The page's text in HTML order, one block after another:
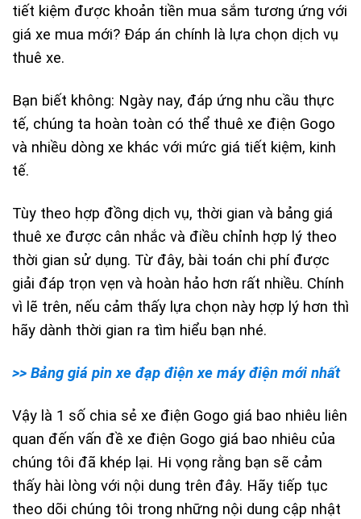
tiết kiệm được khoản tiền mua sắm tương ứng với
giá xe mua mới? Đáp án chính là lựa chọn dịch vụ
thuê xe.
Bạn biết không: Ngày nay, đáp ứng nhu cầu thực
tế, chúng ta hoàn toàn có thể thuê xe điện Gogo
và nhiều dòng xe khác với mức giá tiết kiệm, kinh
tế.
Tùy theo hợp đồng dịch vụ, thời gian và bảng giá
thuê xe được cân nhắc và điều chỉnh hợp lý theo
thời gian sử dụng. Từ đây, bài toán chi phí được
giải đáp trọn vẹn và hoàn hảo hơn rất nhiều. Chính
vì lẽ trên, nếu cảm thấy lựa chọn này hợp lý hơn thì
hãy dành thời gian ra tìm hiểu bạn nhé.
>> Bảng giá pin xe đạp điện xe máy điện mới nhất
Vậy là 1 số chia sẻ xe điện Gogo giá bao nhiêu liên
quan đến vấn đề xe điện Gogo giá bao nhiêu của
chúng tôi đã khép lại. Hi vọng rằng bạn sẽ cảm
thấy hài lòng với nội dung trên đây. Hãy tiếp tục
theo dõi chúng tôi trong những nội dung cập nhật